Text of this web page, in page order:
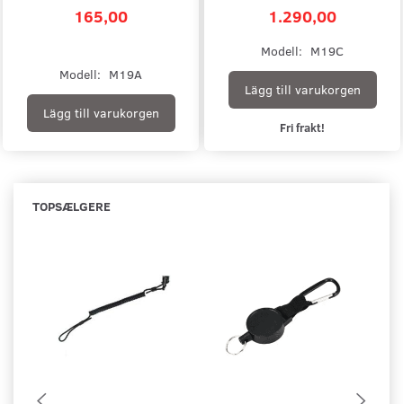
165,00
Modell: M19A
Lägg till varukorgen
1.290,00
Modell: M19C
Lägg till varukorgen
Fri frakt!
TOPSÆLGERE